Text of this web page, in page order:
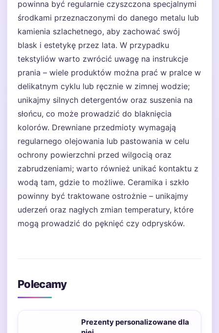
powinna być regularnie czyszczona specjalnymi
środkami przeznaczonymi do danego metalu lub
kamienia szlachetnego, aby zachować swój
blask i estetykę przez lata. W przypadku
tekstyliów warto zwrócić uwagę na instrukcje
prania – wiele produktów można prać w pralce w
delikatnym cyklu lub ręcznie w zimnej wodzie;
unikajmy silnych detergentów oraz suszenia na
słońcu, co może prowadzić do blaknięcia
kolorów. Drewniane przedmioty wymagają
regularnego olejowania lub pastowania w celu
ochrony powierzchni przed wilgocią oraz
zabrudzeniami; warto również unikać kontaktu z
wodą tam, gdzie to możliwe. Ceramika i szkło
powinny być traktowane ostrożnie – unikajmy
uderzeń oraz nagłych zmian temperatury, które
mogą prowadzić do pęknięć czy odprysków.
Polecamy
Prezenty personalizowane dla